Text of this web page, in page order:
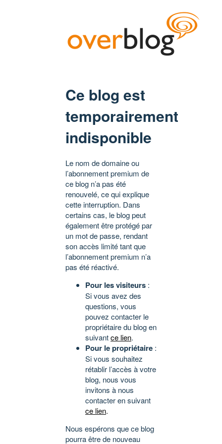
Ce blog est
temporairement
indisponible
Le nom de domaine ou
l’abonnement premium de
ce blog n’a pas été
renouvelé, ce qui explique
cette interruption. Dans
certains cas, le blog peut
également être protégé par
un mot de passe, rendant
son accès limité tant que
l’abonnement premium n’a
pas été réactivé.
Pour les visiteurs :
Si vous avez des
questions, vous
pouvez contacter le
propriétaire du blog en
suivantce lien.
Pour le propriétaire :
Si vous souhaitez
rétablir l’accès à votre
blog, nous vous
invitons à nous
contacter en suivant
ce lien.
Nous espérons que ce blog
pourra être de nouveau